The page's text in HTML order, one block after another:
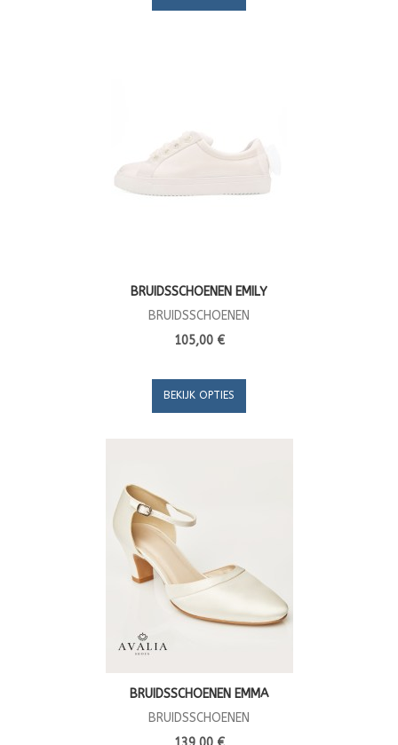
BRUIDSSCHOENEN EMILY
BRUIDSSCHOENEN
105,00 €
BEKIJK OPTIES
BRUIDSSCHOENEN EMMA
BRUIDSSCHOENEN